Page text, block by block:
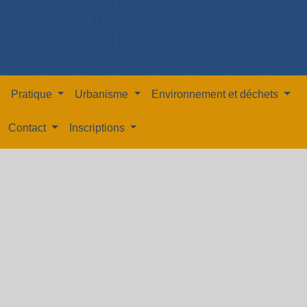
Pratique Urbanisme Environnement et déchets
Contact Inscriptions